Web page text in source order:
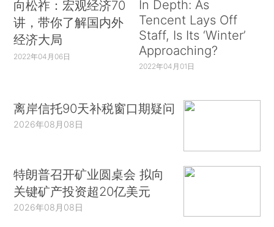
向松祚：宏观经济70
讲，带你了解国内外
经济大局
2022年04月06日
In Depth: As
Tencent Lays Off
Staff, Is Its ‘Winter’
Approaching?
2022年04月01日
离岸信托90天补税窗口期疑问
2026年08月08日
特朗普召开矿业圆桌会 拟向
关键矿产投资超20亿美元
2026年08月08日